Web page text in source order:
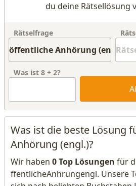
du deine Rätsellösung
Rätselfrage
Was ist 8 + 2?
Was ist die beste Lösung
Anhörung (engl.)?
Wir haben 0 Top Lösungen für
ffentlicheAnhrungengl. Unsere